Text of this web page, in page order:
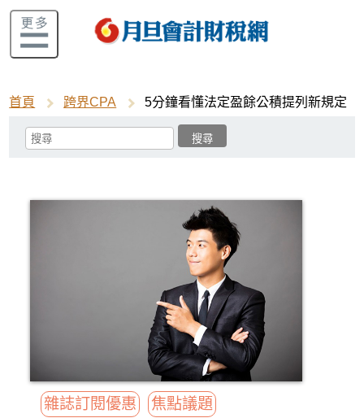
首頁 跨界CPA 5分鐘看懂法定盈餘公積提列新規定
雜誌訂閱優惠
焦點議題